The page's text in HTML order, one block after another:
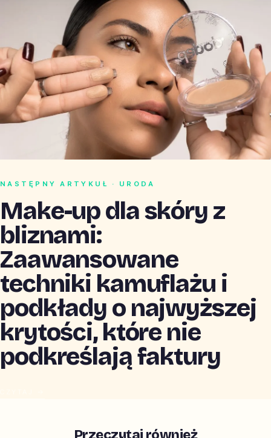
NASTĘPNY ARTYKUŁ · URODA
Make-up dla skóry z
bliznami:
Zaawansowane
techniki kamuflażu i
podkłady o najwyższej
krytości, które nie
podkreślają faktury
Przeczytaj również